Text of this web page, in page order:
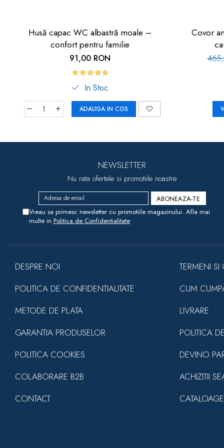
Husă capac WC albastră moale –
confort pentru familie
91,00 RON
In Stoc
ADAUGA IN COS
Covor
NEWSLETTER
Nu rata ofertele si promotiile noastre
Vreau sa primesc newsletter cu promotiile magazinului. Afla mai
multe in Politica de Confidentialitate
DESPRE NOI
POLITICA DE CONFIDENTIALITATE
METODE DE PLATA
GARANTIA PRODUSELOR
POLITICA COOKIES
COLABORARE B2B
CONTACT
TERMENI SI
CUM
LIVRARE
POLITICA
DEVINO
ACHIZITII
CATALOAGE